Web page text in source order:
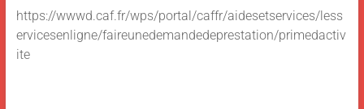
https://wwwd.caf.fr/wps/portal/caffr/aidesetservices/less
ervicesenligne/faireunedemandedeprestation/primedactiv
ite